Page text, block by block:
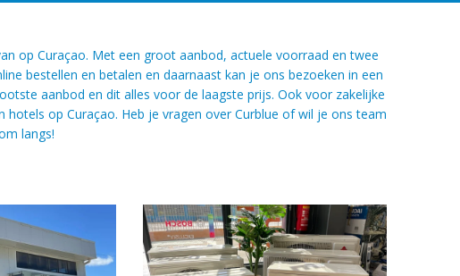
op Curaçao. Met een groot aanbod, actuele voorraad en twee
bestellen en betalen en daarnaast kan je ons bezoeken in een
aanbod en dit alles voor de laagste prijs. Ook voor zakelijke
op Curaçao. Heb je vragen over Curblue of wil je ons team
langs!